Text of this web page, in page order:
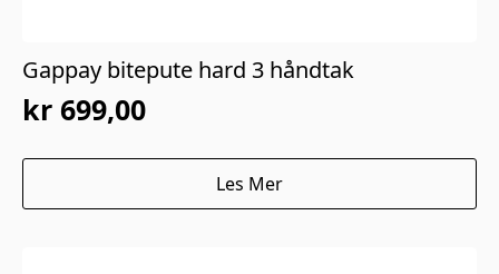
Gappay bitepute hard 3 håndtak
kr 699,00
Les Mer